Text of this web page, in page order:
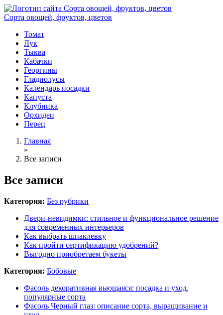
Сорта овощей, фруктов, цветов
Томат
Лук
Тыква
Кабачки
Георгины
Гладиолусы
Календарь посадки
Капуста
Клубника
Орхидеи
Перец
Главная
»
Все записи
Все записи
Категория: Без рубрики
Двери-невидимки: стильное и функциональное решение
для современных интерьеров
Как выбрать шпаклевку
Как пройти сертификацию удобрений?
Выгодно приобретаем букеты
Категория: Бобовые
Фасоль декоративная вьющаяся: посадка и уход,
популярные сорта
Фасоль Черный глаз: описание сорта, выращивание и